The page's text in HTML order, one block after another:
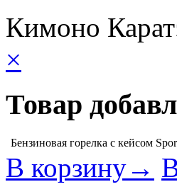
Кимоно
×
Товар
Бензиновая горелка с кейсом
В корзину→